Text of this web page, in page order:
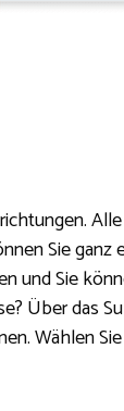
Sie ganz
und Sie
Über das
Wählen